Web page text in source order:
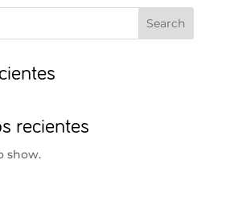
Search
recientes
show.